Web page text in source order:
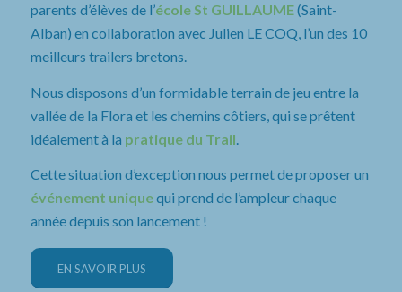
parents d’élèves de l’école St GUILLAUME(Saint-
Alban) en collaboration avec Julien LE COQ, l’un des 10
meilleurs trailers bretons.
Nous disposons d’un formidable terrain de jeu entre la
vallée de la Flora et les chemins côtiers, qui se prêtent
idéalement à la pratique du Trail
Cette situation d’exception nous permet de proposer un
événement uniquequi prend de l’ampleur chaque
année depuis son lancement !
EN SAVOIR PLUS